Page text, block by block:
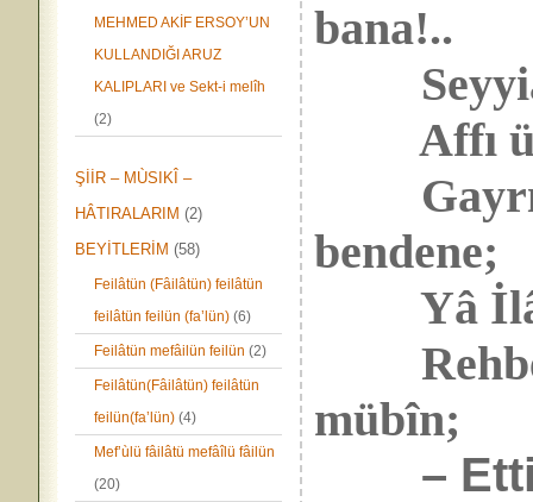
MEHMED AKİF ERSOY’UN
KULLANDIĞI ARUZ
KALIPLARI ve Sekt-i melîh
(2)
ŞİİR – MÙSIKÎ –
HÂTIRALARIM (2)
BEYİTLERİM (58)
Feilâtün (Fâilâtün) feilâtün
feilâtün feilün (fa’lün) (6)
Feilâtün mefâilün feilün (2)
Feilâtün(Fâilâtün) feilâtün
feilün(fa’lün) (4)
Mef’ùlü fâilâtü mefâîlü fâilün
(20)
bana!..
Affı
bendene;
Yâ İlâhî
mübîn;
–